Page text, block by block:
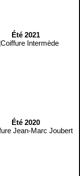
Été 2021
Été 2020